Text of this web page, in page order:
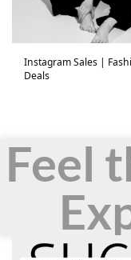
Instagram Sales |
Deals
Feel